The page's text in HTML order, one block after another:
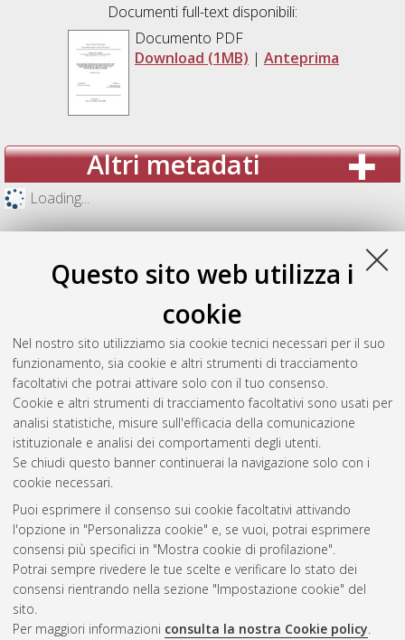
Questo sito web utilizza i
cookie
Nel nostro sito utilizziamo sia cookie tecnici necessari per il suo
funzionamento, sia cookie e altri strumenti di tracciamento
facoltativi che potrai attivare solo con il tuo consenso.
Cookie e altri strumenti di tracciamento facoltativi sono usati per
analisi statistiche, misure sull'efficacia della comunicazione
istituzionale e analisi dei comportamenti degli utenti.
Se chiudi questo banner continuerai la navigazione solo con i
cookie necessari.
Puoi esprimere il consenso sui cookie facoltativi attivando
l'opzione in "Personalizza cookie" e, se vuoi, potrai esprimere
consensi più specifici in "Mostra cookie di profilazione".
Potrai sempre rivedere le tue scelte e verificare lo stato dei
consensi rientrando nella sezione "Impostazione cookie" del
sito.
Per maggiori informazioni consulta la nostra Cookie policy.
Documenti full-text disponibili:
Documento PDF
Download (1MB) | Anteprima
Altri metadati
Loading...
Gestione del documento:
Atom
Rss 1.0
Rss 2.0
AMS Laurea